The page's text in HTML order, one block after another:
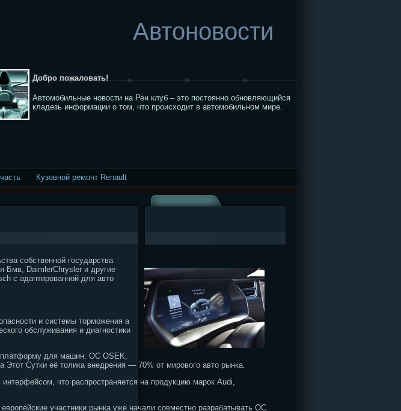
Автоновости
Добро пожаловать!
Автомобильные новости на Рен клуб – это постоянно обновляющийся
кладезь информации о том, что происходит в автомобильном мире.
Кузовной ремонт Renault
собственной государства
Бмв, DaimlerChrysler и другие
с адаптированной для авто
и системы торможения а
обслуживания и диагностики
платформу для машин. ОС OSEK,
Этот Сутки её толика внедрения — 70% от мирового авто рынка.
что распространяется на продукцию марок Audi,
участники рынка уже начали совместно разрабатывать ОС